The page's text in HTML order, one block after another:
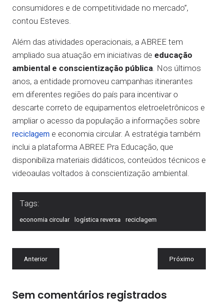
consumidores e de competitividade no mercado”,
contou Esteves.
Além das atividades operacionais, a ABREE tem
ampliado sua atuação em iniciativas de educação
ambiental e conscientização pública. Nos últimos
anos, a entidade promoveu campanhas itinerantes
em diferentes regiões do país para incentivar o
descarte correto de equipamentos eletroeletrônicos e
ampliar o acesso da população a informações sobre
reciclagem e economia circular. A estratégia também
inclui a plataforma ABREE Pra Educação, que
disponibiliza materiais didáticos, conteúdos técnicos e
videoaulas voltados à conscientização ambiental.
Tags:
economia circular logística reversa reciclagem
Anterior Próximo
Sem comentários registrados